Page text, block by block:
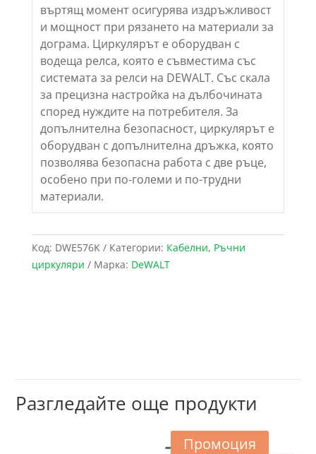
въртящ момент осигурява издръжливост
и мощност при рязането на материали за
дограма. Циркулярът е оборудван с
водеща релса, която е съвместима със
системата за релси на DEWALT. Със скала
за прецизна настройка на дълбочината
според нуждите на потребителя. За
допълнителна безопасност, циркулярът е
оборудван с допълнителна дръжка, която
позволява безопасна работа с две ръце,
особено при по-големи и по-трудни
материали.
Код: DWE576K Категории: Кабелни, Ръчни
циркуляри
Марка: DeWALT
Разгледайте още продукти
Промоция